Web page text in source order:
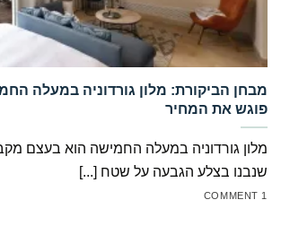
‏מבחן הביקורת: מלון גורדוניה במעלה
פוגש את המחיר
מלון גורדוניה במעלה החמישה הוא בעצם
שנבנו בצלע הגבעה על שטח [...]
1 COMMENT